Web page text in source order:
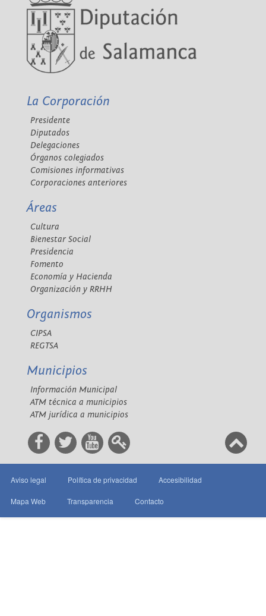
La Corporación
Presidente
Diputados
Delegaciones
Órganos colegiados
Comisiones informativas
Corporaciones anteriores
Áreas
Cultura
Bienestar Social
Presidencia
Fomento
Economía y Hacienda
Organización y RRHH
Organismos
CIPSA
REGTSA
Municipios
Información Municipal
ATM técnica a municipios
ATM jurídica a municipios
Aviso legal Política de privacidad Accesibilidad
Mapa Web Transparencia Contacto